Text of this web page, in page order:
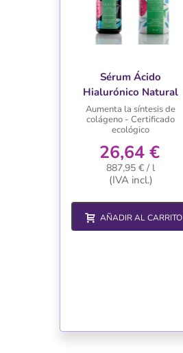
Sérum Ácido
Hialurónico Natural
Aumenta la síntesis de
colágeno - Certificado
ecológico
26,64 €
887,95 € / l
(IVA incl.)
AÑADIR AL CARRITO